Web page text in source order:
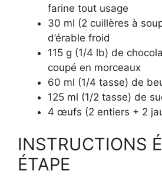
farine tout usage
30 ml (2 cuillères à
d’érable froid
115 g (1/4 lb) de
coupé en morceaux
60 ml (1/4 tasse) de
125 ml (1/2 tasse) de
4 œufs (2 entiers + 2
INSTRUCTIONS
ÉTAPE